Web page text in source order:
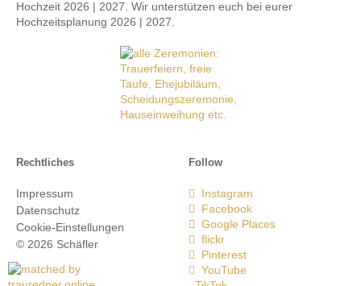
Rechtliches
Impressum
Datenschutz
Cookie-Einstellungen
© 2026 Schäfler
Hochzeit 2026 | 2027. Wir unterstützen euch bei eurer
Hochzeitsplanung 2026 | 2027.
Follow
Instagram
Facebook
Google Places
flickr
Pinterest
YouTube